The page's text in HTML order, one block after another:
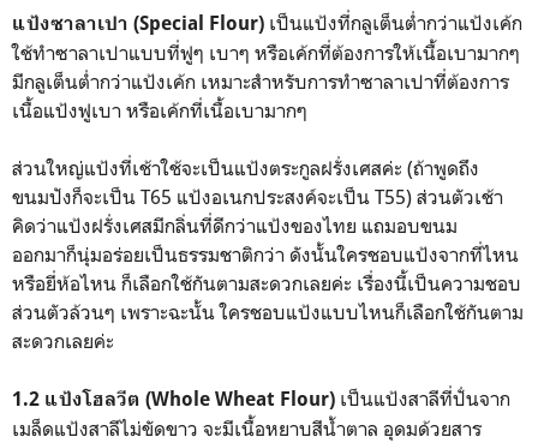
แป้งซาลาเปา (Special Flour) เป็นแป้งที่กลูเต็นต่ำกว่าแป้งเค้ก
ใช้ทำซาลาเปาแบบที่ฟูๆ เบาๆ หรือเค้กที่ต้องการให้เนื้อเบามากๆ
มีกลูเต็นต่ำกว่าแป้งเค้ก เหมาะสำหรับการทำซาลาเปาที่ต้องการ
เนื้อแป้งฟูเบา หรือเค้กที่เนื้อเบามากๆ
ส่วนใหญ่แป้งที่เช้าใช้จะเป็นแป้งตระกูลฝรั่งเศสค่ะ (ถ้าพูดถึง
ขนมปังก็จะเป็น T65 แป้งอเนกประสงค์จะเป็น T55) ส่วนตัวเช้า
คิดว่าแป้งฝรั่งเศสมีกลิ่นที่ดีกว่าแป้งของไทย แถมอบขนม
ออกมาก็นุ่มอร่อยเป็นธรรมชาติกว่า ดังนั้นใครชอบแป้งจากที่ไหน
หรือยี่ห้อไหน ก็เลือกใช้กันตามสะดวกเลยค่ะ เรื่องนี้เป็นความชอบ
ส่วนตัวล้วนๆ เพราะฉะนั้น ใครชอบแป้งแบบไหนก็เลือกใช้กันตาม
สะดวกเลยค่ะ
1.2 แป้งโฮลวีต (Whole Wheat Flour) เป็นแป้งสาลีที่ปั่นจาก
เมล็ดแป้งสาลีไม่ขัดขาว จะมีเนื้อหยาบสีน้ำตาล อุดมด้วยสาร